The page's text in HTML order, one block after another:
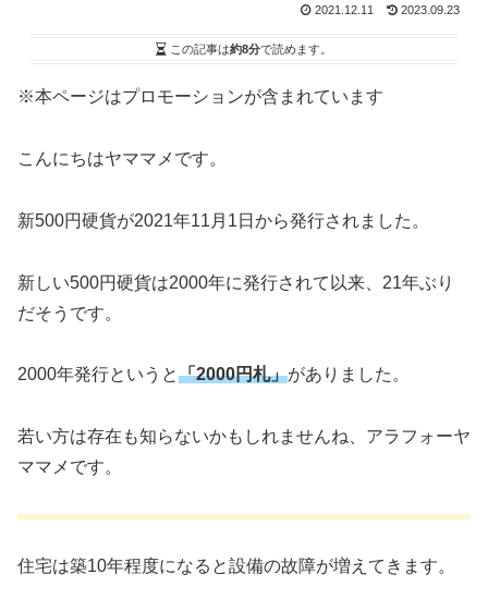
2021.12.11 2023.09.23
この記事は約8分で読めます。
※本ページはプロモーションが含まれています
こんにちはヤママメです。
新500円硬貨が2021年11月1日から発行されました。
新しい500円硬貨は2000年に発行されて以来、21年ぶり
だそうです。
2000年発行というと「2000円札」がありました。
若い方は存在も知らないかもしれませんね、アラフォーヤ
ママメです。
住宅は築10年程度になると設備の故障が増えてきます。